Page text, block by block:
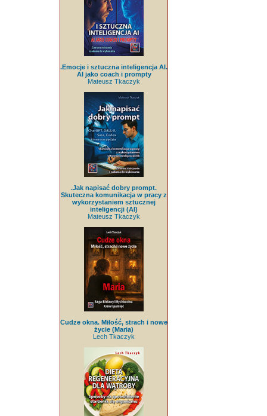
.Emocje i sztuczna inteligencja AI.
AI jako coach i prompty
Mateusz Tkaczyk
.Jak napisać dobry prompt.
Skuteczna komunikacja w pracy z
wykorzystaniem sztucznej
inteligencji (AI)
Mateusz Tkaczyk
Cudze okna. Miłość, strach i nowe
życie (Maria)
Lech Tkaczyk